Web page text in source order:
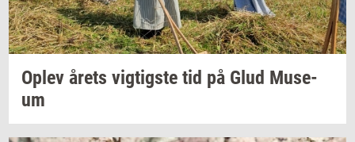
Oplev årets vig­tig­ste tid på Glud Mu­se­
um